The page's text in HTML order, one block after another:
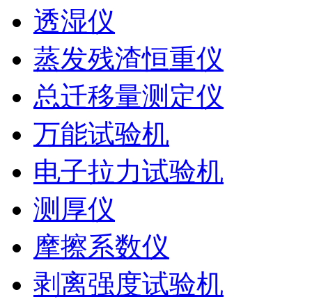
透湿仪
蒸发残渣恒重仪
总迁移量测定仪
万能试验机
电子拉力试验机
测厚仪
摩擦系数仪
剥离强度试验机